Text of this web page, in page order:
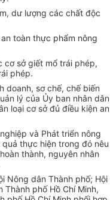
dư lượng các chất độc
toàn thực phẩm nông
cơ sở giết mổ trái phép,
phép.
doanh, sơ chế, chế biến
lý của Ủy ban nhân dân
loại cơ sở đủ điều kiện an
và Phát triển nông
thực hiện trong đó nêu
thành, nguyên nhân
Nông dân Thành phố; Hội
Thành phố Hồ Chí Minh,